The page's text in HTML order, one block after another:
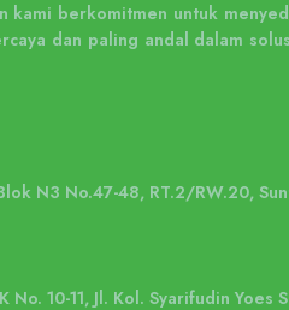
kami berkomitmen untuk
dan paling andal dalam
N3 No.47-48, RT.2/RW.20,
10-11, Jl. Kol. Syarifudin Yoes